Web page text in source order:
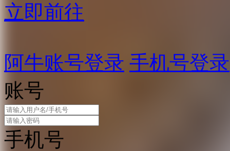
立即前往
阿牛账号登录 手机号登录
账号
手机号